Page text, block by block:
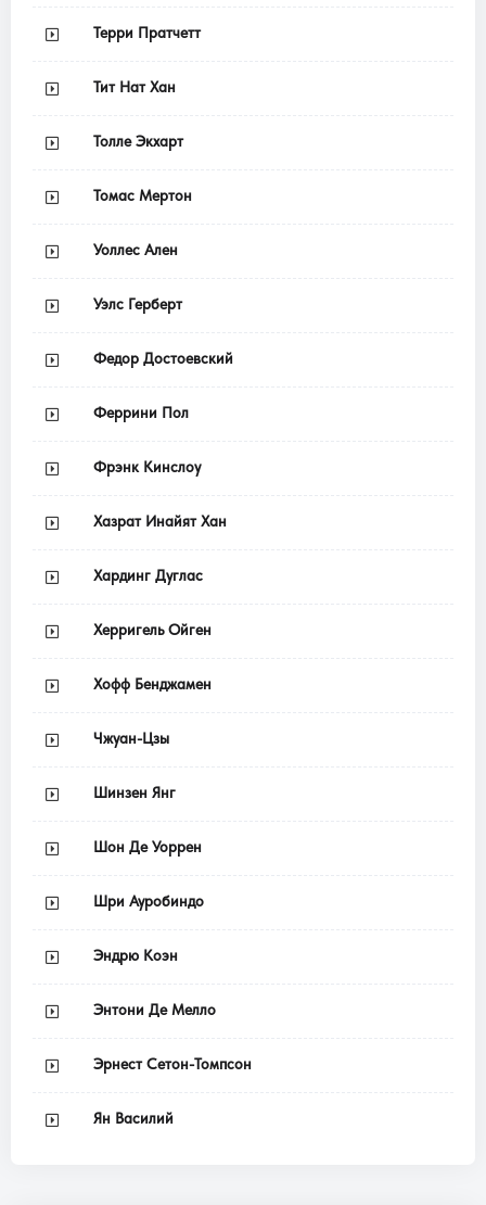
Терри Пратчетт
Тит Нат Хан
Толле Экхарт
Томас Мертон
Уоллес Ален
Уэлс Герберт
Федор Достоевский
Феррини Пол
Фрэнк Кинслоу
Хазрат Инайят Хан
Хардинг Дуглас
Херригель Ойген
Хофф Бенджамен
Чжуан-Цзы
Шинзен Янг
Шон Де Уоррен
Шри Ауробиндо
Эндрю Коэн
Энтони Де Мелло
Эрнест Сетон-Томпсон
Ян Василий